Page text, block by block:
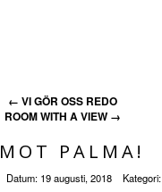
← VI GÖR OSS REDO
ROOM WITH A VIEW →
MOT PALMA!
Datum: 19 augusti, 2018 Kategori: